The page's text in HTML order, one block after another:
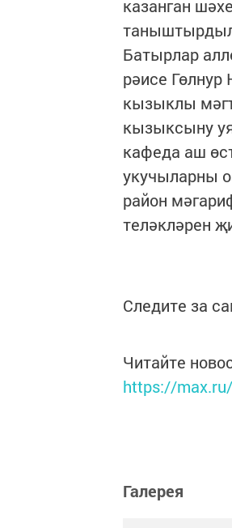
казанган
Батырлар
рәисе
кызыклы
кызыксыну
кафеда аш
укучыларны
район
теләкләрен
Следите за
Читайте
https://
Галерея